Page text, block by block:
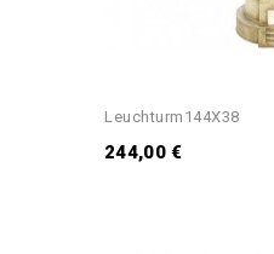
Leuchturm144X38
244,00 €